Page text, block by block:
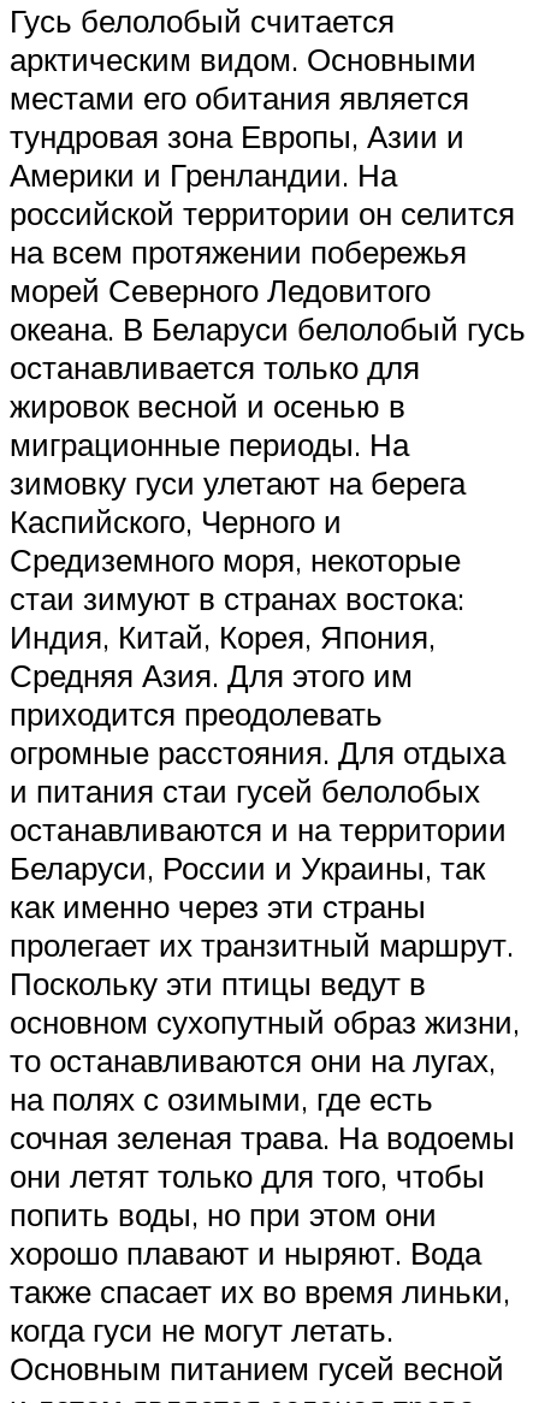
Гусь белолобый считается
арктическим видом. Основными
местами его обитания является
тундровая зона Европы, Азии и
Америки и Гренландии. На
российской территории он селится
на всем протяжении побережья
морей Северного Ледовитого
океана. В Беларуси белолобый гусь
останавливается только для
жировок весной и осенью в
миграционные периоды. На
зимовку гуси улетают на берега
Каспийского, Черного и
Средиземного моря, некоторые
стаи зимуют в странах востока:
Индия, Китай, Корея, Япония,
Средняя Азия. Для этого им
приходится преодолевать
огромные расстояния. Для отдыха
и питания стаи гусей белолобых
останавливаются и на территории
Беларуси, России и Украины, так
как именно через эти страны
пролегает их транзитный маршрут.
Поскольку эти птицы ведут в
основном сухопутный образ жизни,
то останавливаются они на лугах,
на полях с озимыми, где есть
сочная зеленая трава. На водоемы
они летят только для того, чтобы
попить воды, но при этом они
хорошо плавают и ныряют. Вода
также спасает их во время линьки,
когда гуси не могут летать.
Основным питанием гусей весной